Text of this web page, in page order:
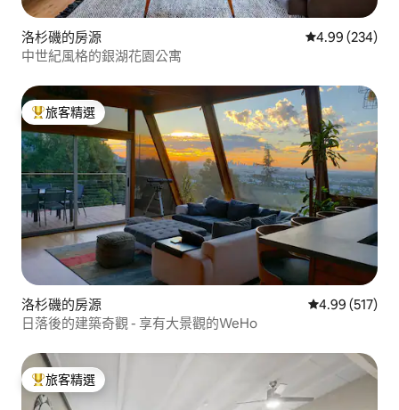
洛杉磯的房源 從 234 則評價
4.99 (234)
中世紀風格的銀湖花園公寓
旅客精選榜首
旅客精選
洛杉磯的房源 從 517 則評價
4.99 (517)
日落後的建築奇觀 - 享有大景觀的WeHo
旅客精選榜首
旅客精選